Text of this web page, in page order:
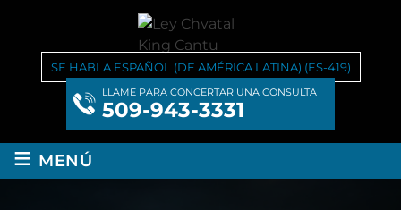
SE HABLA ESPAÑOL (DE AMÉRICA LATINA) (ES-419)
LLAME PARA CONCERTAR UNA CONSULTA
509-943-3331
≡ MENÚ